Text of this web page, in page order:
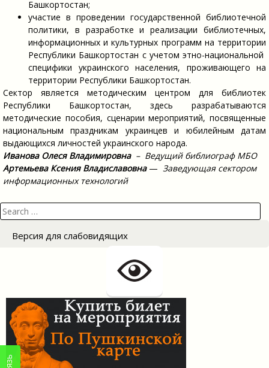
Башкортостан;
участие в проведении государственной библиотечной
политики, в разработке и реализации библиотечных,
информационных и культурных программ на территории
Республики Башкортостан с учетом этно-национальной
специфики украинского населения, проживающего на
территории Республики Башкортостан.
Сектор является методическим центром для библиотек
Республики Башкортостан, здесь разрабатываются
методические пособия, сценарии мероприятий, посвященные
национальным праздникам украинцев и юбилейным датам
выдающихся личностей украинского народа.
Иванова Олеся Владимировна – Ведущий библиограф МБО
Артемьева Ксения Владиславовна— Заведующая сектором
информационных технологий
Search
for:
Версия для слабовидящих